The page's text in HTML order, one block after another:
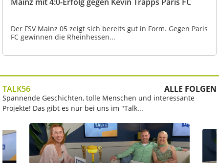
Der FSV Mainz 05 zeigt sich bereits gut in Form. Gegen Paris
FC gewinnen die Rheinhessen...
TALK56 ALLE FOLGEN
Spannende Geschichten, tolle Menschen und interessante
Projekte! Das gibt es nur bei uns im "Talk...